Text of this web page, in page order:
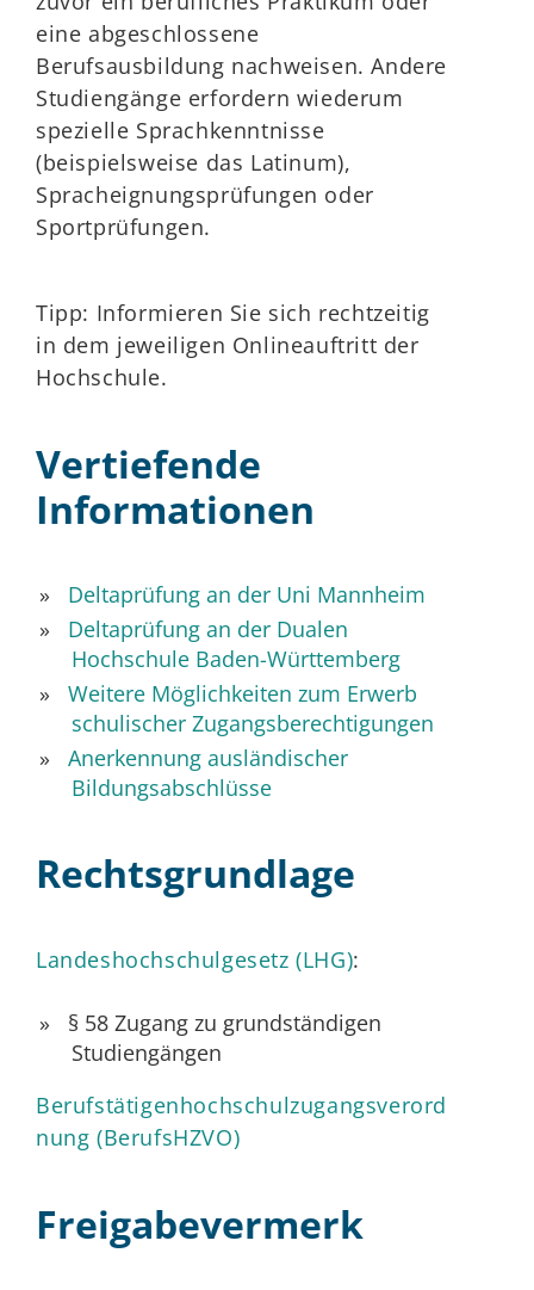
eine abgeschlossene
Berufsausbildung nachweisen. Andere
Studiengänge erfordern wiederum
spezielle Sprachkenntnisse
(beispielsweise das Latinum),
Spracheignungsprüfungen oder
Sportprüfungen.
Tipp: Informieren Sie sich rechtzeitig
in dem jeweiligen Onlineauftritt der
Hochschule.
Vertiefende
Informationen
Deltaprüfung an der Uni Mannheim
Deltaprüfung an der Dualen
Hochschule Baden-Württemberg
Weitere Möglichkeiten zum Erwerb
schulischer Zugangsberechtigungen
Anerkennung ausländischer
Bildungsabschlüsse
Rechtsgrundlage
Landeshochschulgesetz (LHG):
§ 58 Zugang zu grundständigen
Studiengängen
Berufstätigenhochschulzugangsverord
nung (BerufsHZVO)
Freigabevermerk